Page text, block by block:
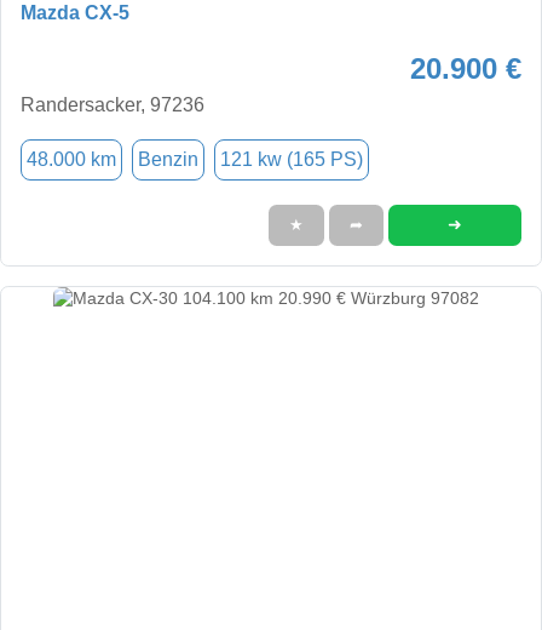
Mazda CX-5
20.900 €
Randersacker, 97236
48.000 km Benzin 121 kw (165 PS)
★ ➦ ➜